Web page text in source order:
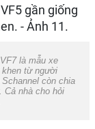
là mẫu xe
từ người
còn chia
Cả nhà cho hỏi